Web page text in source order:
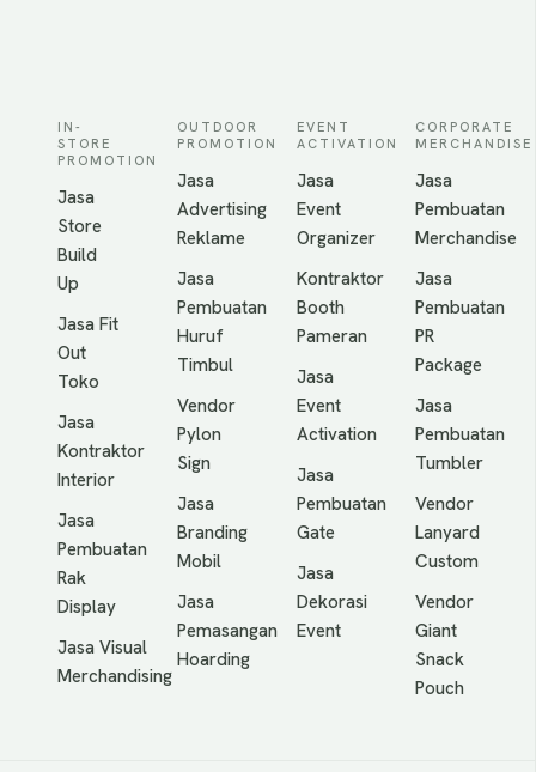
IN-
STORE
PROMOTION
Jasa
Store
Build
Up
Jasa Fit
Out
Toko
Jasa
Kontraktor
Interior
Jasa
Pembuatan
Rak
Display
Jasa Visual
Merchandising
OUTDOOR
PROMOTION
Jasa
Advertising
Reklame
Jasa
Pembuatan
Huruf
Timbul
Vendor
Pylon
Sign
Jasa
Branding
Mobil
Jasa
Pemasangan
Hoarding
EVENT
ACTIVATION
Jasa
Event
Organizer
Kontraktor
Booth
Pameran
Jasa
Event
Activation
Jasa
Pembuatan
Gate
Jasa
Dekorasi
Event
CORPORATE
MERCHANDISE
Jasa
Pembuatan
Merchandise
Jasa
Pembuatan
PR
Package
Jasa
Pembuatan
Tumbler
Vendor
Lanyard
Custom
Vendor
Giant
Snack
Pouch